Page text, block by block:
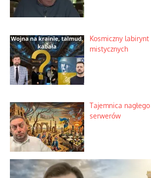
Kosmiczny
mistycznych
Tajemnica
serwerów